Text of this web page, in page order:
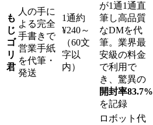
も
じ
ゴ
リ
君
人の手に
よる完全
手書きで
営業手紙
を代筆・
発送
1通約
¥240～
（60文
字以
内）
が1通1通直
筆し高品質
なDMを代
筆。業界最
安級の料金
で利用で
き、驚異の
開封率83.7%
を記録
ロボット代